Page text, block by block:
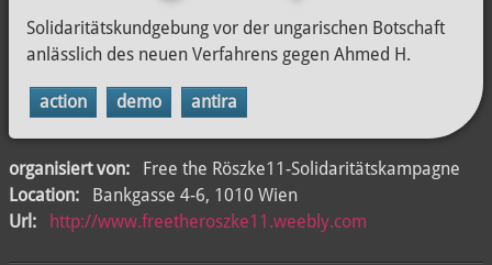
Solidaritätskundgebung vor der ungarischen Botschaft
anlässlich des neuen Verfahrens gegen Ahmed H.
action demo antira
organisiert von:
Free the Röszke11-Solidaritätskampagne
Location:
Bankgasse 4-6, 1010 Wien
Url:
http://www.freetheroszke11.weebly.com